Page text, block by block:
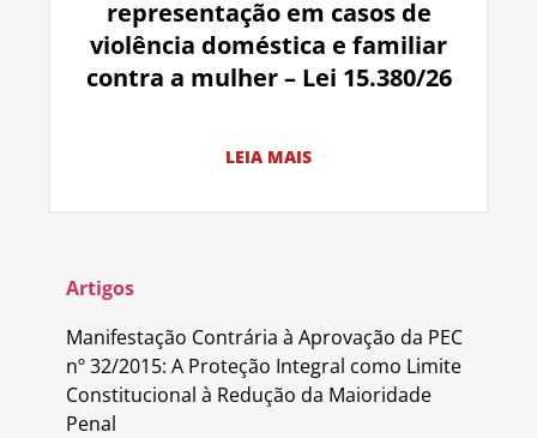
representação em casos de
violência doméstica e familiar
contra a mulher – Lei 15.380/26
LEIA MAIS
Artigos
Manifestação Contrária à Aprovação da PEC
nº 32/2015: A Proteção Integral como Limite
Constitucional à Redução da Maioridade
Penal